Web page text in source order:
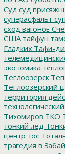
Суд суд
суперасфальт
сход вагонов
США тайфун
Гладких Тафи-
экономика
Теплоозерск
Теплоозерский
территория
Тихомиров ТКО
тонкий лед
центр тос
трагедия в